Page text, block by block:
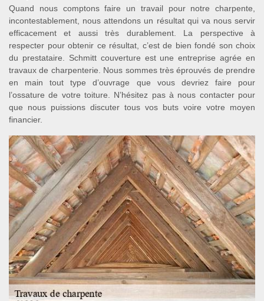
Quand nous comptons faire un travail pour notre charpente,
incontestablement, nous attendons un résultat qui va nous servir
efficacement et aussi très durablement. La perspective à
respecter pour obtenir ce résultat, c’est de bien fondé son choix
du prestataire. Schmitt couverture est une entreprise agrée en
travaux de charpenterie. Nous sommes très éprouvés de prendre
en main tout type d’ouvrage que vous devriez faire pour
l’ossature de votre toiture. N’hésitez pas à nous contacter pour
que nous puissions discuter tous vos buts voire votre moyen
financier.